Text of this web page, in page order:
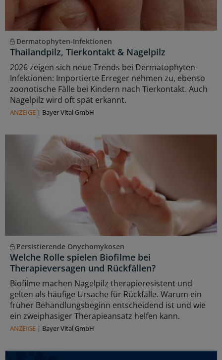
Dermatophyten-Infektionen
Thailandpilz, Tierkontakt & Nagelpilz
2026 zeigen sich neue Trends bei Dermatophyten-
Infektionen: Importierte Erreger nehmen zu, ebenso
zoonotische Fälle bei Kindern nach Tierkontakt. Auch
Nagelpilz wird oft spät erkannt.
ANZEIGE | Bayer Vital GmbH
Persistierende Onychomykosen
Welche Rolle spielen Biofilme bei
Therapieversagen und Rückfällen?
Biofilme machen Nagelpilz therapieresistent und
gelten als häufige Ursache für Rückfälle. Warum ein
früher Behandlungsbeginn entscheidend ist und wie
ein zweiphasiger Therapieansatz helfen kann.
ANZEIGE | Bayer Vital GmbH